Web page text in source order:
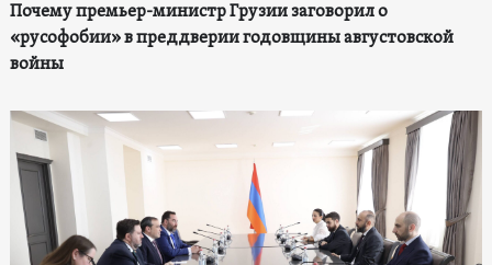
Почему премьер-министр Грузии заговорил о
«русофобии» в преддверии годовщины августовской
войны